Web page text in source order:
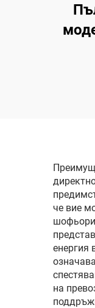
че вие
енергия
на